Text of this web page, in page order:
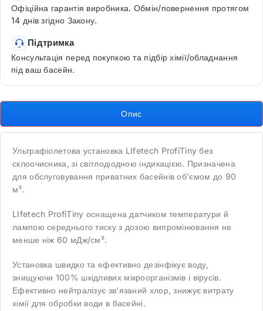
Офіційна гарантія виробника. Обмін/повернення протягом
14 днів згідно Закону.
Підтримка
Консультація перед покупкою та підбір хімії/обладнання
під ваш басейн.
Опис
Ультрафіолетова установка LIfetech ProfiTiny без
склоочисника, зі світлодіодною індикацією. Призначена
для обслуговування приватних басейнів об’ємом до 90
м³.
LIfetech ProfiTiny оснащена датчиком температури й
лампою середнього тиску з дозою випромінювання не
менше ніж 60 мДж/см².
Установка швидко та ефективно дезінфікує воду,
знищуючи 100% шкідливих мікроорганізмів і вірусів.
Ефективно нейтралізує зв’язаний хлор, знижує витрату
хімії для обробки води в басейні.